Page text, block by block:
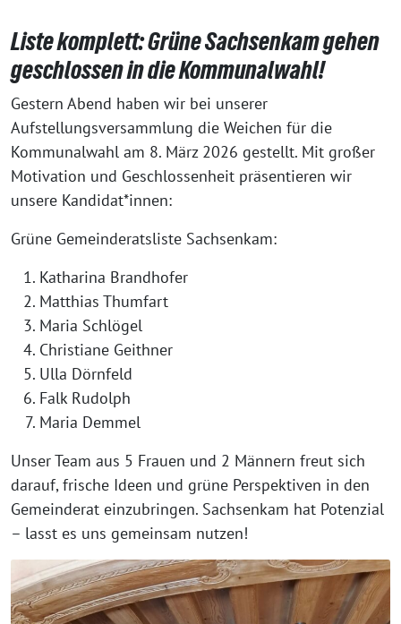
Liste komplett: Grüne Sachsenkam gehen
geschlossen in die Kommunalwahl!
Gestern Abend haben wir bei unserer
Aufstellungsversammlung die Weichen für die
Kommunalwahl am 8. März 2026 gestellt. Mit großer
Motivation und Geschlossenheit präsentieren wir
unsere Kandidat*innen:
Grüne Gemeinderatsliste Sachsenkam:
Katharina Brandhofer
Matthias Thumfart
Maria Schlögel
Christiane Geithner
Ulla Dörnfeld
Falk Rudolph
Maria Demmel
Unser Team aus 5 Frauen und 2 Männern freut sich
darauf, frische Ideen und grüne Perspektiven in den
Gemeinderat einzubringen. Sachsenkam hat Potenzial
– lasst es uns gemeinsam nutzen!